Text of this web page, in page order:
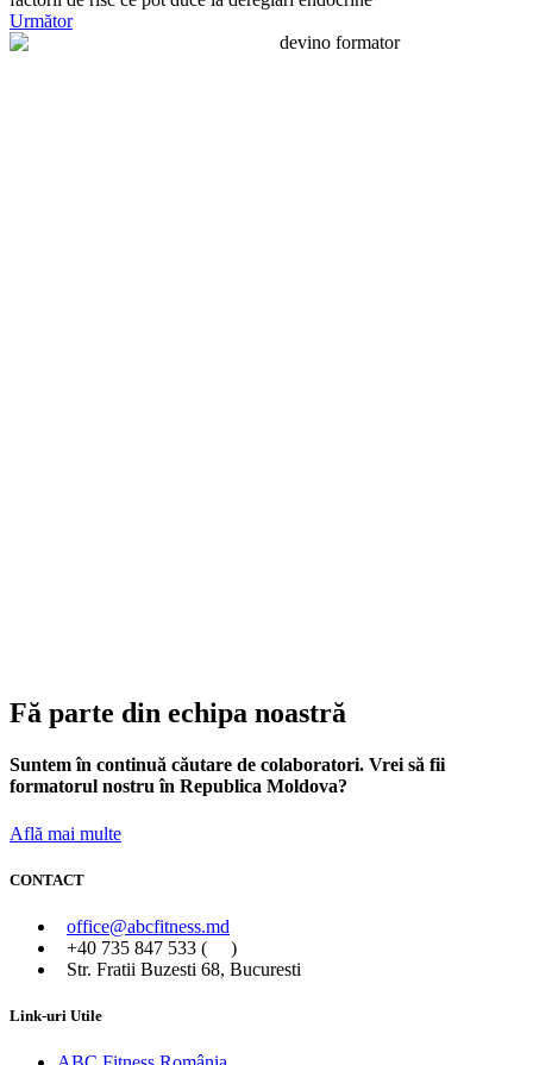
Următor
Fă parte din echipa noastră
Suntem în continuă căutare de colaboratori. Vrei să fii
formatorul nostru în Republica Moldova?
Află mai multe
CONTACT
office@abcfitness.md
+40 735 847 533 (
)
Str. Fratii Buzesti 68, Bucuresti
Link-uri Utile